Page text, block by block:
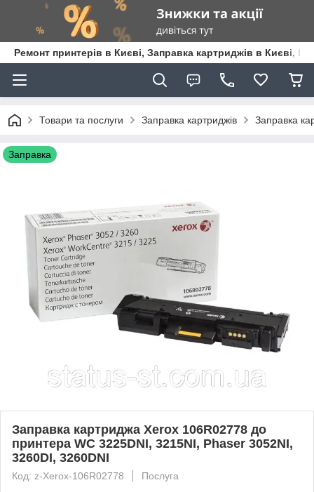
Ремонт принтерів в Києві, Заправка картриджів в Києві,
Товари та послуги Заправка картриджів Заправка
Заправка
Заправка картриджа Xerox 106R02778 до
принтера WC 3225DNI, 3215NI, Phaser 3052NI,
3260DI, 3260DNI
Код: z-Xerox-106R02778 Послуга